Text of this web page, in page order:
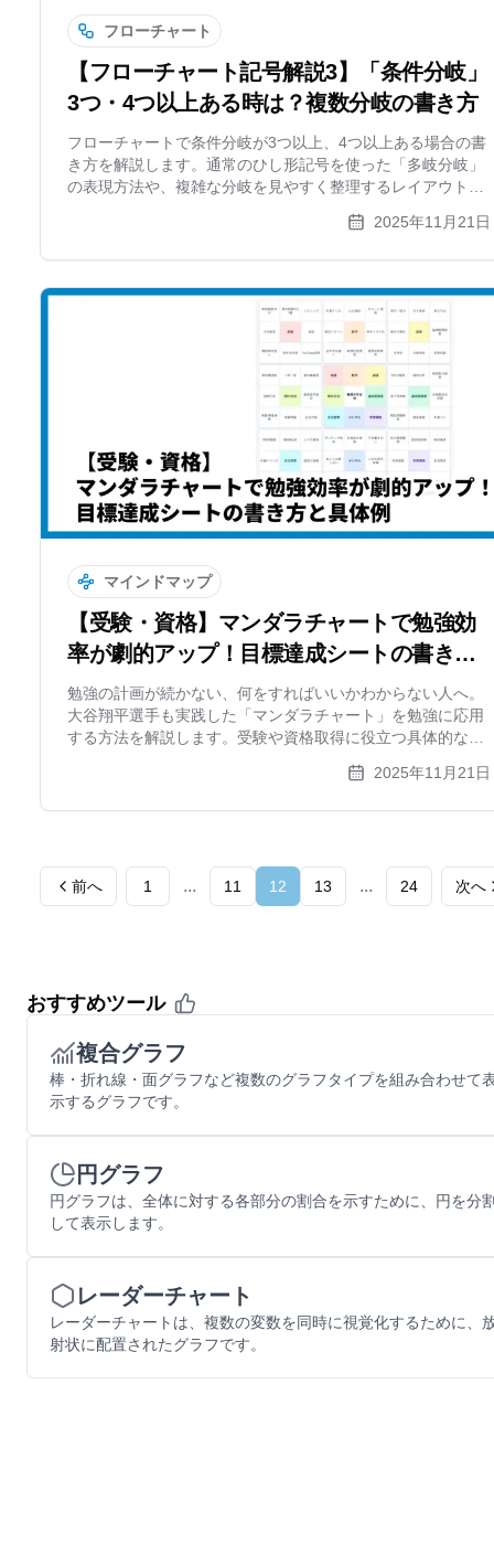
フローチャート
【フローチャート記号解説3】「条件分岐」
3つ・4つ以上ある時は？複数分岐の書き方
フローチャートで条件分岐が3つ以上、4つ以上ある場合の書
き方を解説します。通常のひし形記号を使った「多岐分岐」
の表現方法や、複雑な分岐を見やすく整理するレイアウトの
介。xGrapherを使った作図テクニックも掲載しています。
2025年11月21日
マインドマップ
【受験・資格】マンダラチャートで勉強効
率が劇的アップ！目標達成シートの書き方
と具体例
勉強の計画が続かない、何をすればいいかわからない人へ。
大谷翔平選手も実践した「マンダラチャート」を勉強に応用
する方法を解説します。受験や資格取得に役立つ具体的な書
2025年11月21日
前へ 1 ... 11 12 13 ... 24 次へ
おすすめツール
複合グラフ
棒・折れ線・面グラフなど複数のグラフタイプを組み合わせて
示するグラフです。
円グラフ
円グラフは、全体に対する各部分の割合を示すために、円を分
して表示します。
レーダーチャート
レーダーチャートは、複数の変数を同時に視覚化するために、
射状に配置されたグラフです。